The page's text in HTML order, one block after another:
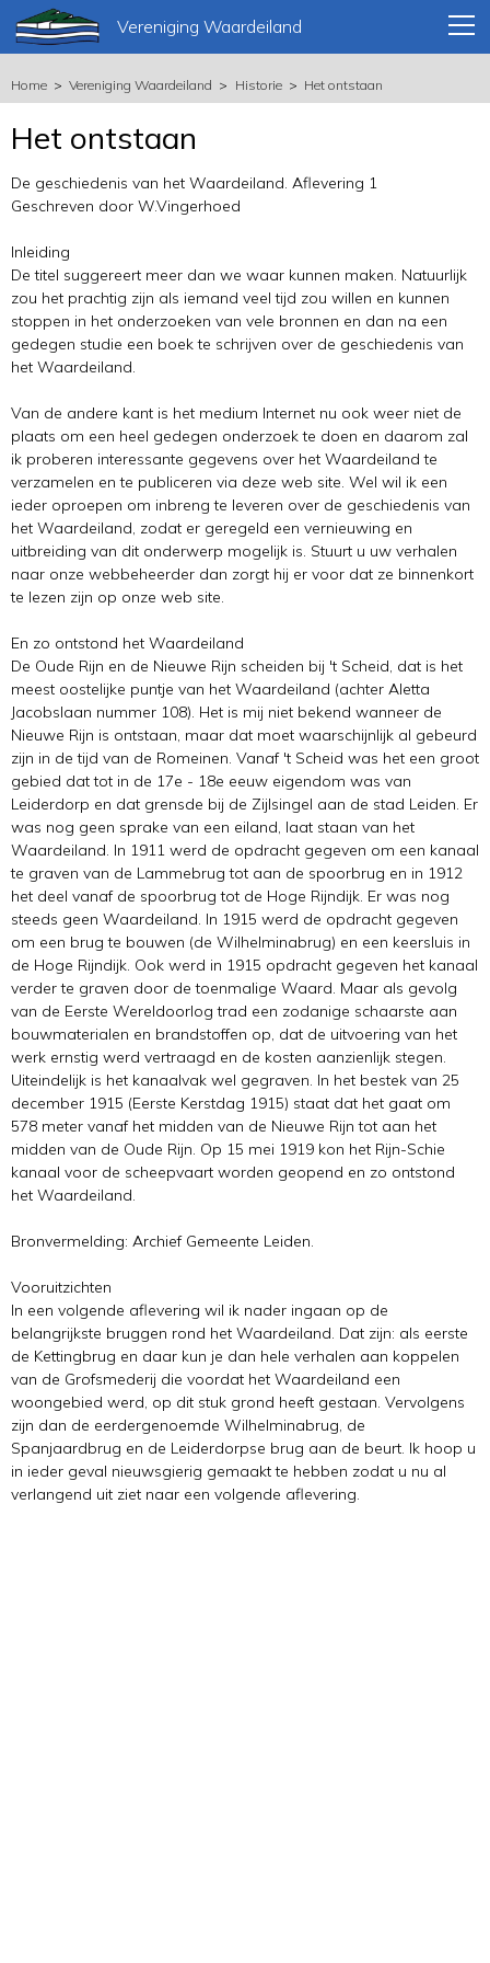
Vereniging Waardeiland
Home Vereniging Waardeiland Historie Het ontstaan
Het ontstaan
De geschiedenis van het Waardeiland. Aflevering 1
Geschreven door W.Vingerhoed
Inleiding
De titel suggereert meer dan we waar kunnen maken. Natuurlijk
zou het prachtig zijn als iemand veel tijd zou willen en kunnen
stoppen in het onderzoeken van vele bronnen en dan na een
gedegen studie een boek te schrijven over de geschiedenis van
het Waardeiland.
Van de andere kant is het medium Internet nu ook weer niet de
plaats om een heel gedegen onderzoek te doen en daarom zal
ik proberen interessante gegevens over het Waardeiland te
verzamelen en te publiceren via deze web site. Wel wil ik een
ieder oproepen om inbreng te leveren over de geschiedenis van
het Waardeiland, zodat er geregeld een vernieuwing en
uitbreiding van dit onderwerp mogelijk is. Stuurt u uw verhalen
naar onze webbeheerder dan zorgt hij er voor dat ze binnenkort
te lezen zijn op onze web site.
En zo ontstond het Waardeiland
De Oude Rijn en de Nieuwe Rijn scheiden bij 't Scheid, dat is het
meest oostelijke puntje van het Waardeiland (achter Aletta
Jacobslaan nummer 108). Het is mij niet bekend wanneer de
Nieuwe Rijn is ontstaan, maar dat moet waarschijnlijk al gebeurd
zijn in de tijd van de Romeinen. Vanaf 't Scheid was het een groot
gebied dat tot in de 17e - 18e eeuw eigendom was van
Leiderdorp en dat grensde bij de Zijlsingel aan de stad Leiden. Er
was nog geen sprake van een eiland, laat staan van het
Waardeiland. In 1911 werd de opdracht gegeven om een kanaal
te graven van de Lammebrug tot aan de spoorbrug en in 1912
het deel vanaf de spoorbrug tot de Hoge Rijndijk. Er was nog
steeds geen Waardeiland. In 1915 werd de opdracht gegeven
om een brug te bouwen (de Wilhelminabrug) en een keersluis in
de Hoge Rijndijk. Ook werd in 1915 opdracht gegeven het kanaal
verder te graven door de toenmalige Waard. Maar als gevolg
van de Eerste Wereldoorlog trad een zodanige schaarste aan
bouwmaterialen en brandstoffen op, dat de uitvoering van het
werk ernstig werd vertraagd en de kosten aanzienlijk stegen.
Uiteindelijk is het kanaalvak wel gegraven. In het bestek van 25
december 1915 (Eerste Kerstdag 1915) staat dat het gaat om
578 meter vanaf het midden van de Nieuwe Rijn tot aan het
midden van de Oude Rijn. Op 15 mei 1919 kon het Rijn-Schie
kanaal voor de scheepvaart worden geopend en zo ontstond
het Waardeiland.
Bronvermelding: Archief Gemeente Leiden.
Vooruitzichten
In een volgende aflevering wil ik nader ingaan op de
belangrijkste bruggen rond het Waardeiland. Dat zijn: als eerste
de Kettingbrug en daar kun je dan hele verhalen aan koppelen
van de Grofsmederij die voordat het Waardeiland een
woongebied werd, op dit stuk grond heeft gestaan. Vervolgens
zijn dan de eerdergenoemde Wilhelminabrug, de
Spanjaardbrug en de Leiderdorpse brug aan de beurt. Ik hoop u
in ieder geval nieuwsgierig gemaakt te hebben zodat u nu al
verlangend uit ziet naar een volgende aflevering.